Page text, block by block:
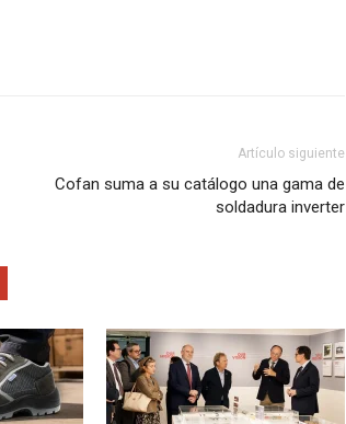
Artículo siguiente
Cofan suma a su catálogo una gama de
soldadura inverter